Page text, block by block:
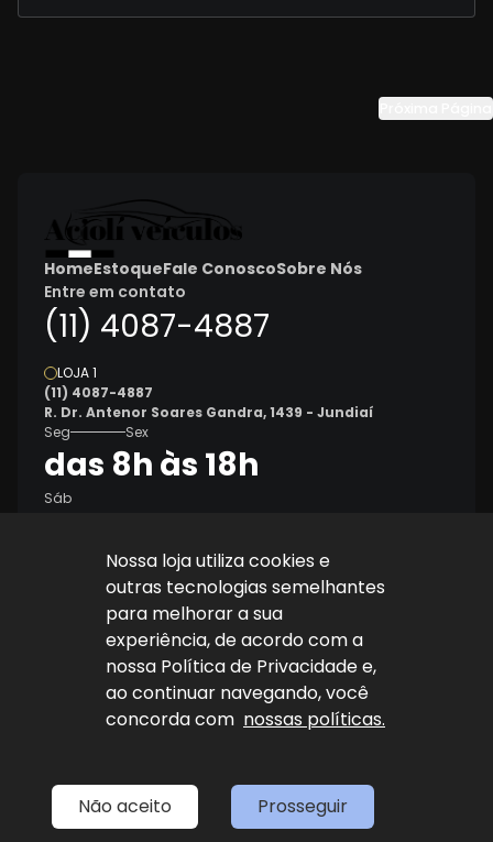
HomeEstoqueFale ConoscoSobre Nós
Entre em contato
(11) 4087-4887
LOJA 1
(11) 4087-4887
R. Dr. Antenor Soares Gandra, 1439 - Jundiaí
Seg
Sex
das 8h às 18h
Sáb
Explore nosso sucesso
Desenvolvido porsync
Nossa loja utiliza cookies e
outras tecnologias semelhantes
para melhorar a sua
experiência, de acordo com a
nossa Política de Privacidade e,
ao continuar navegando, você
concorda com nossas políticas.
Não aceito Prosseguir